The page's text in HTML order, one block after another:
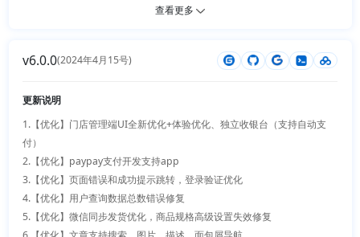
25.【新增】插件配置文件支持自定义主题配色
28.【新增】新增进销存手机端、web端UI全新升级
30.【新增】新增礼品卡
31.【新增】新增商品防伪码
32.【新增】新增app更新管理
33.【新增】新增品类限制
10.【新增】公共附件新增预览方法
13.【新增】魔方插件支持更多商品组合
15.【新增】支付宝小程序支持JSAPI支付
查看更多
v6.0.0(2024年4月15号)
更新说明
1.【优化】门店管理端UI全新优化+体验优化、独立收银台（支持自动支
付）
2.【优化】paypay支付开发支持app
3.【优化】页面错误和成功提示跳转，登录验证优化
4.【优化】用户查询数据总数错误修复
5.【优化】微信同步发货优化，商品规格高级设置失效修复